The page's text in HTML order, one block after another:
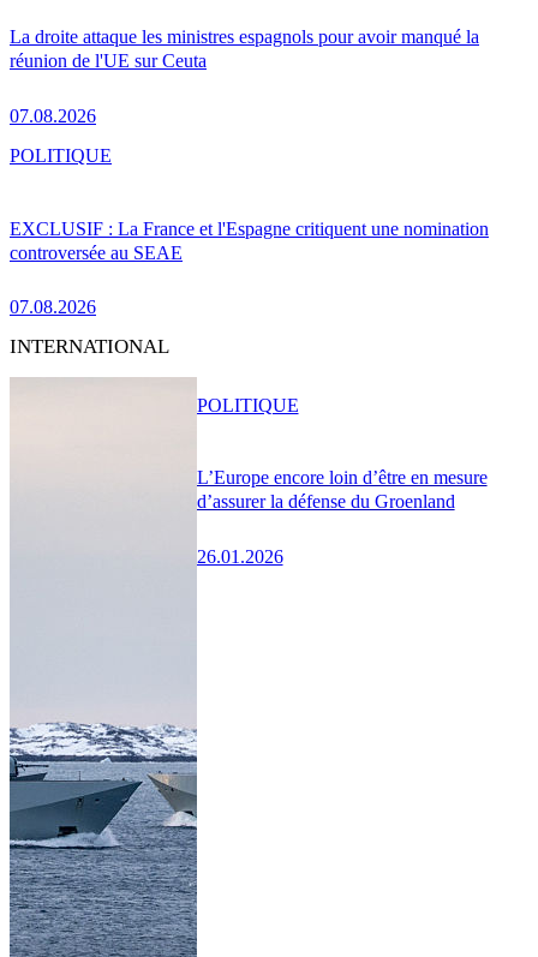
La droite attaque les ministres espagnols pour avoir manqué la
réunion de l'UE sur Ceuta
07.08.2026
EXCLUSIF : La France et l'Espagne critiquent une nomination
controversée au SEAE
07.08.2026
POLITIQUE
INTERNATIONAL
L’Europe encore loin d’être en mesure
d’assurer la défense du Groenland
26.01.2026
POLITIQUE